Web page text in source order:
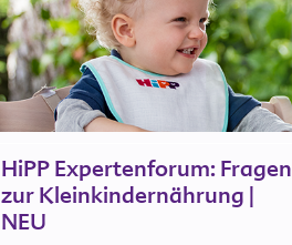
HiPP Expertenforum: Fragen
zur Kleinkindernährung |
NEU